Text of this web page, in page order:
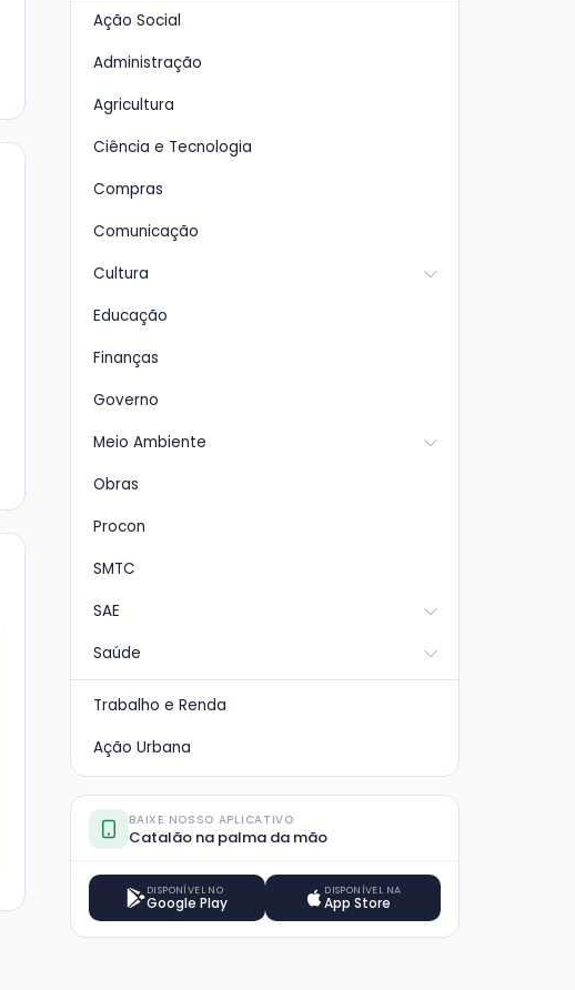
Ação Social
Administração
Agricultura
Ciência e Tecnologia
Compras
Comunicação
Cultura
Educação
Finanças
Governo
Meio Ambiente
Obras
Procon
SMTC
SAE
Saúde
Trabalho e Renda
Ação Urbana
BAIXE NOSSO APLICATIVO
Catalão na palma da mão
DISPONÍVEL NO
Google Play
DISPONÍVEL NA
App Store